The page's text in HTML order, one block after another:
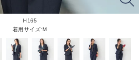
H165
着用サイズ:M